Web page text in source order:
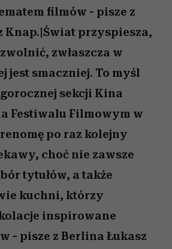
filmów - pisze z
Knap.|Świat przyspiesza,
zwłaszcza w
jest smaczniej. To myśl
sekcji Kina
Festiwalu Filmowym w
po raz kolejny
choć nie zawsze
tytułów, a także
kuchni, którzy
inspirowane
- pisze z Berlina Łukasz